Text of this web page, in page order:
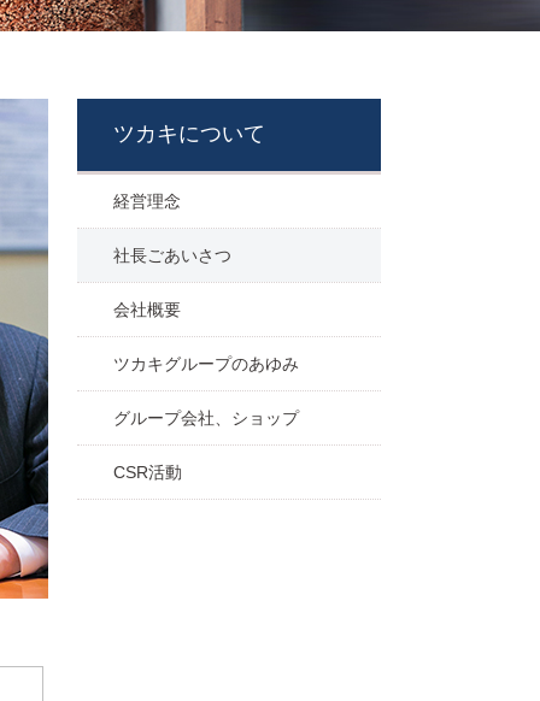
ツカキについて
経営理念
社長ごあいさつ
会社概要
ツカキグループのあゆみ
グループ会社、ショップ
CSR活動